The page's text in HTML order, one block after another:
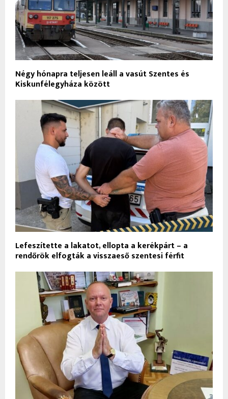
Négy hónapra teljesen leáll a vasút Szentes és
Kiskunfélegyháza között
Lefeszítette a lakatot, ellopta a kerékpárt – a
rendőrök elfogták a visszaeső szentesi férfit